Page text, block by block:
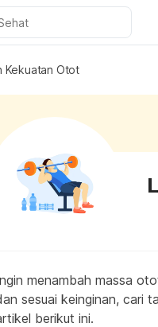
Kekuatan Otot
menambah massa
sesuai keinginan, cari
berikut ini.